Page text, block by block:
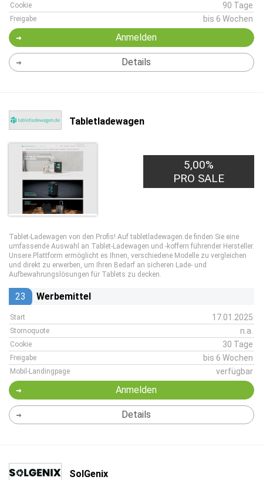
Cookie 90 Tage
Freigabe bis 6 Wochen
Anmelden
Details
Tabletladewagen
5,00%
PRO SALE
Tablet-Ladewagen von den Profis! Auf tabletladewagen.de finden Sie eine
umfassende Auswahl an Tablet-Ladewagen und -koffern führender Hersteller.
Unsere Plattform ermöglicht es Ihnen, verschiedene Modelle zu vergleichen
und direkt zu erwerben, um Ihren Bedarf an sicheren Lade- und
Aufbewahrungslösungen für Tablets zu decken.
23 Werbemittel
Start 17.01.2025
Stornoquote n.a.
Cookie 30 Tage
Freigabe bis 6 Wochen
Mobil-Landingpage verfügbar
Anmelden
Details
SolGenix